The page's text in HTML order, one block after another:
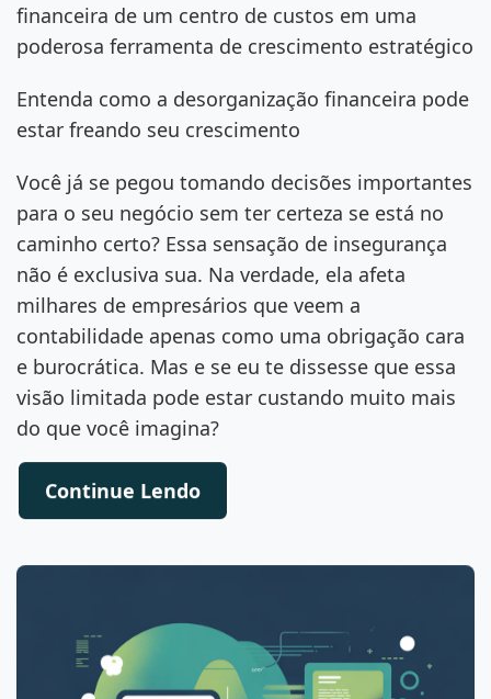
financeira de um centro de custos em uma
poderosa ferramenta de crescimento estratégico
Entenda como a desorganização financeira pode
estar freando seu crescimento
Você já se pegou tomando decisões importantes
para o seu negócio sem ter certeza se está no
caminho certo? Essa sensação de insegurança
não é exclusiva sua. Na verdade, ela afeta
milhares de empresários que veem a
contabilidade apenas como uma obrigação cara
e burocrática. Mas e se eu te dissesse que essa
visão limitada pode estar custando muito mais
do que você imagina?
Continue Lendo